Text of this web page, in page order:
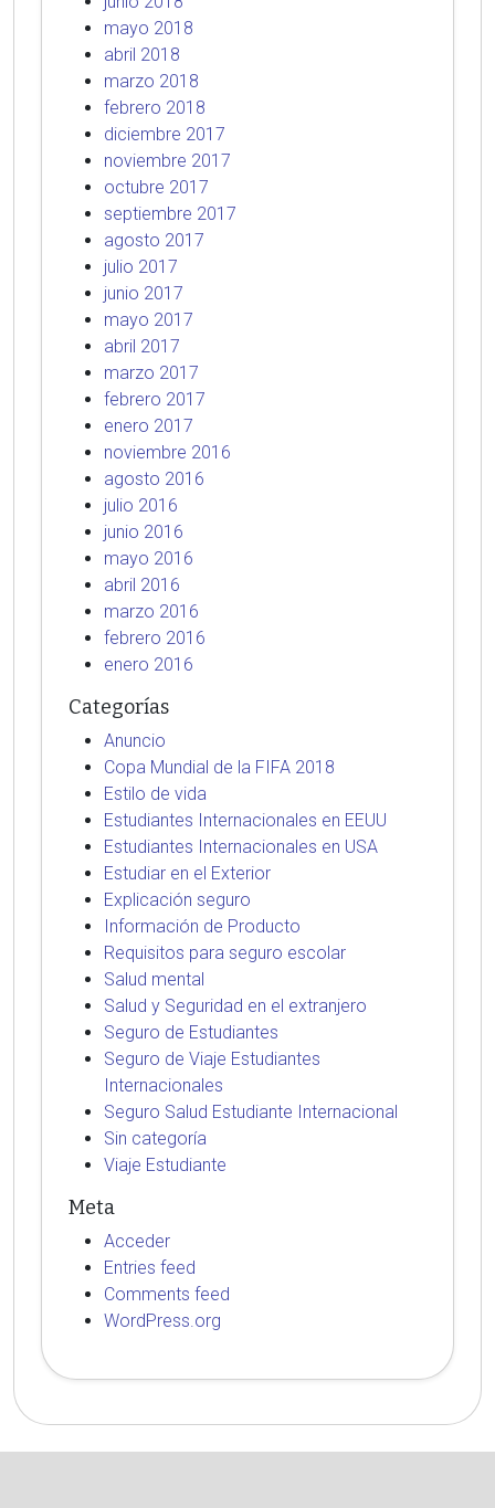
mayo 2018
abril 2018
marzo 2018
febrero 2018
diciembre 2017
noviembre 2017
octubre 2017
septiembre 2017
agosto 2017
julio 2017
junio 2017
mayo 2017
abril 2017
marzo 2017
febrero 2017
enero 2017
noviembre 2016
agosto 2016
julio 2016
junio 2016
mayo 2016
abril 2016
marzo 2016
febrero 2016
enero 2016
Categorías
Anuncio
Copa Mundial de la FIFA 2018
Estilo de vida
Estudiantes Internacionales en EEUU
Estudiantes Internacionales en USA
Estudiar en el Exterior
Explicación seguro
Información de Producto
Requisitos para seguro escolar
Salud mental
Salud y Seguridad en el extranjero
Seguro de Estudiantes
Seguro de Viaje Estudiantes
Internacionales
Seguro Salud Estudiante Internacional
Sin categoría
Viaje Estudiante
Meta
Acceder
Entries feed
Comments feed
WordPress.org